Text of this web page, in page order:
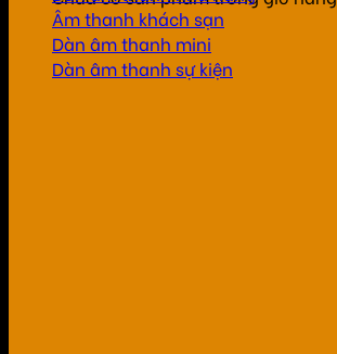
Âm thanh khách sạn
Dàn âm thanh mini
Dàn âm thanh sự kiện